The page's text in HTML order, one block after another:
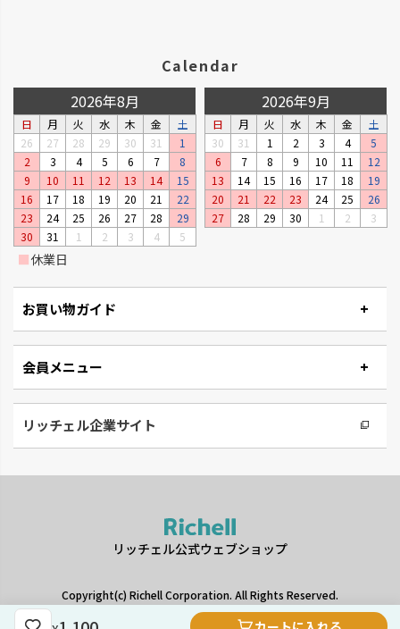
野菜を上手に育てる機能が充実
しています。
シャンファー
廃棄される食品資源を利用して
います。
窓辺やキッチンで、手軽に菜園が
楽しめるプランターです。
やさしいたたずまいのプランタ
Calendar
2026年8月
日 月 火 水 木 金
土
26
27 28 29 30 31
1
2
3 4 5 6 7
8
9
10 11 12 13 14
15
16
17 18 19 20 21
22
23
24 25 26 27 28
29
30
31 1 2 3 4 5
2026年9月
日 月 火 水 木 金
土
30
31 1 2 3 4
5
6
7 8 9 10 11
12
13
14 15 16 17 18
19
20
21 22 23 24 25
26
27
28 29 30 1 2 3
■休業日
お買い物ガイド
会員メニュー
リッチェル企業サイト
リッチェル公式ウェブショップ
Copyright(c) Richell Corporation. All Rights Reserved.